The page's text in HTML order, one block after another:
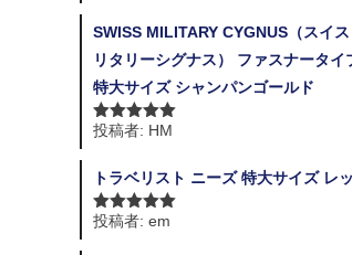
SWISS MILITARY CYGNUS（スイス
リタリーシグナス） ファスナータイ
特大サイズ シャンパンゴールド
5段階中 5の
投稿者: HM
トラベリスト ニーズ 特大サイズ レ
5段階中 5の
投稿者: em